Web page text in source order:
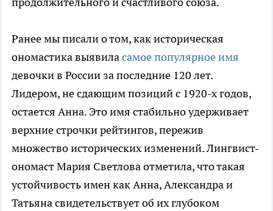
Ранее мы писали о том, как историческая
ономастика выявиласамое популярное имя
девочки в России за последние 120 лет.
Лидером, не сдающим позиций с 1920-х годов,
остается Анна. Это имя стабильно удерживает
верхние строчки рейтингов, пережив
множество исторических изменений. Лингвист-
ономаст Мария Светлова отметила, что такая
устойчивость имен как Анна, Александра и
Татьяна свидетельствует об их глубоком